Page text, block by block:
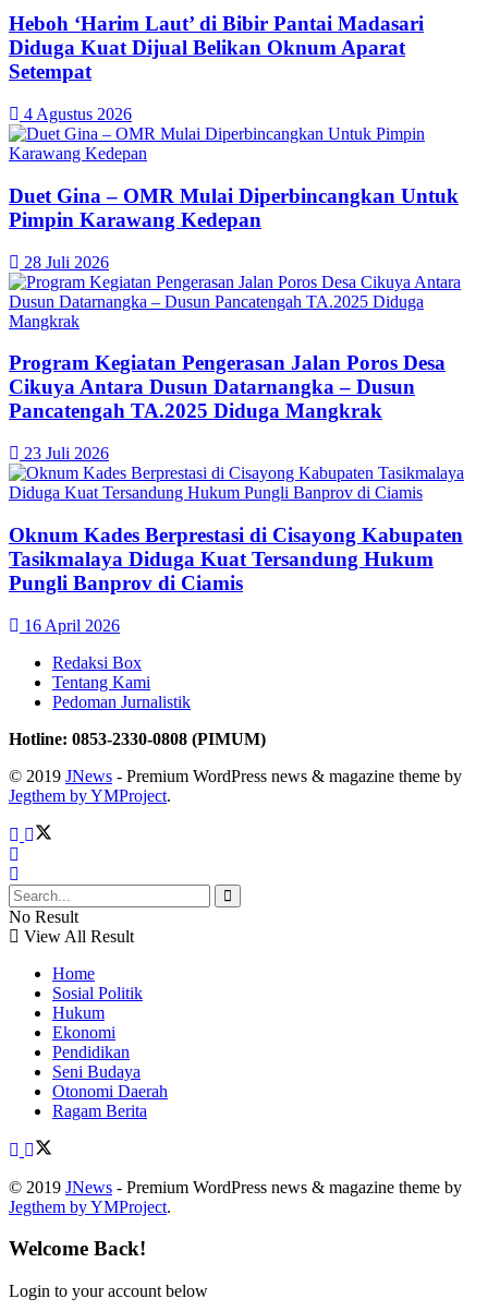
Heboh ‘Harim Laut’ di Bibir Pantai Madasari
Diduga Kuat Dijual Belikan Oknum Aparat
Setempat
4 Agustus 2026
Duet Gina – OMR Mulai Diperbincangkan Untuk
Pimpin Karawang Kedepan
28 Juli 2026
Program Kegiatan Pengerasan Jalan Poros Desa
Cikuya Antara Dusun Datarnangka – Dusun
Pancatengah TA.2025 Diduga Mangkrak
23 Juli 2026
Oknum Kades Berprestasi di Cisayong Kabupaten
Tasikmalaya Diduga Kuat Tersandung Hukum
Pungli Banprov di Ciamis
16 April 2026
Redaksi Box
Tentang Kami
Pedoman Jurnalistik
Hotline: 0853-2330-0808 (PIMUM)
© 2019 JNews - Premium WordPress news & magazine theme by
Jegthem by YMProject.
No Result
View All Result
Home
Sosial Politik
Hukum
Ekonomi
Pendidikan
Seni Budaya
Otonomi Daerah
Ragam Berita
© 2019 JNews - Premium WordPress news & magazine theme by
Jegthem by YMProject.
Welcome Back!
Login to your account below